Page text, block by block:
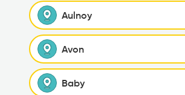
Aulnoy
Avon
Baby